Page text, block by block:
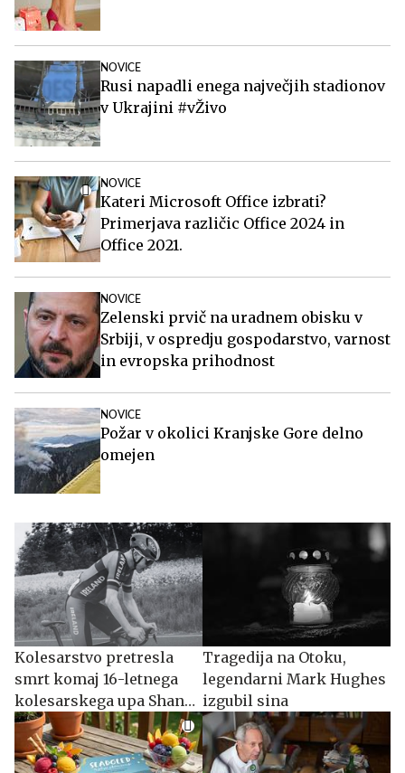
NOVICE
Rusi napadli enega največjih stadionov
v Ukrajini #vŽivo
NOVICE
Kateri Microsoft Office izbrati?
Primerjava različic Office 2024 in
Office 2021.
NOVICE
Zelenski prvič na uradnem obisku v
Srbiji, v ospredju gospodarstvo, varnost
in evropska prihodnost
NOVICE
Požar v okolici Kranjske Gore delno
omejen
Kolesarstvo pretresla
smrt komaj 16-letnega
kolesarskega upa Shana
O'Briena
Tragedija na Otoku,
legendarni Mark Hughes
izgubil sina